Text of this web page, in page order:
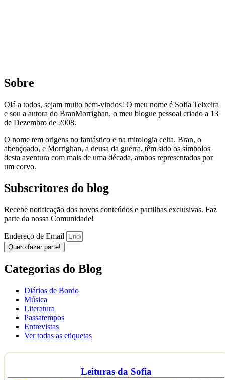
Sobre
Olá a todos, sejam muito bem-vindos! O meu nome é Sofia Teixeira
e sou a autora do BranMorrighan, o meu blogue pessoal criado a 13
de Dezembro de 2008.
O nome tem origens no fantástico e na mitologia celta. Bran, o
abençoado, e Morrighan, a deusa da guerra, têm sido os símbolos
desta aventura com mais de uma década, ambos representados por
um corvo.
Subscritores do blog
Recebe notificação dos novos conteúdos e partilhas exclusivas. Faz
parte da nossa Comunidade!
Endereço de Email
Quero fazer parte!
Categorias do Blog
Diários de Bordo
Música
Literatura
Passatempos
Entrevistas
Ver todas as etiquetas
Leituras da Sofia